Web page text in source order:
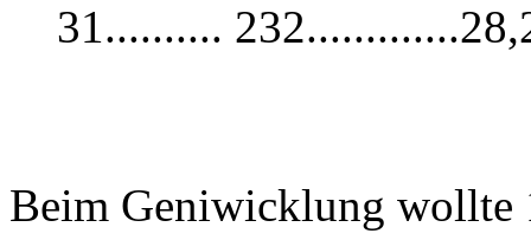
31..........
Beim Geniwicklung wollte